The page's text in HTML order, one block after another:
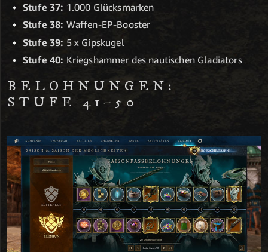
Stufe 37: 1.000 Glücksmarken
Stufe 38: Waffen-EP-Booster
Stufe 39: 5 x Gipskugel
Stufe 40: Kriegshammer des nautischen Gladiators
BELOHNUNGEN:
STUFE 41–50